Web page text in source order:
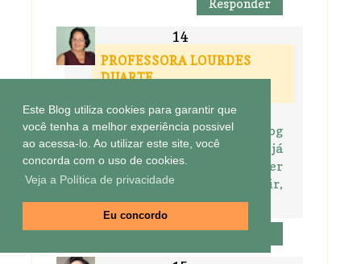
Este Blog utiliza cookies para garantir que
você tenha a melhor experiência possivel
ao acessa-lo. Ao utilizar este site, você
concorda com o uso de cookies.
Veja a Política de privacidade
Eu concordo
Responder
PROFESSORA LOURDES
DUARTE
Olá amiga, lhe encontrei no blog
da Chica, amei seu blog e já
estou seguindo. Vem conhecer
os meus, se gostar seguir,
ficarei grata. Abraços
Responder